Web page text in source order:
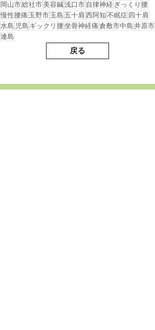
岡山市総社市美容鍼浅口市 自律神経 ぎっくり腰
慢性腰痛 玉野市玉島 五十肩西阿知不眠症 四十肩
水島 児島 ギックリ腰坐骨神経痛倉敷市中島井原市
連島
戻る